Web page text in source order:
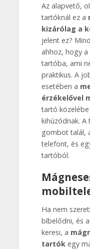
Az alapvető,
tartóknál ez a
kizárólag a
jelent ez?
ahhoz, hogy
tartóba, ami
praktikus. A
esetében a
érzékelővel
tartó
kihúzódnak.
gombot talál,
telefont, és
tartóból.
Ha nem
bíbelődni, és
keresi, a
tartókegy